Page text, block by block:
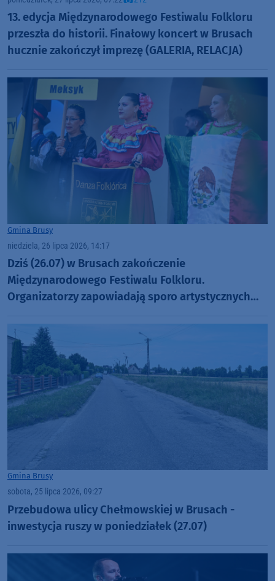
13. edycja Międzynarodowego Festiwalu Folkloru
przeszła do historii. Finałowy koncert w Brusach
hucznie zakończył imprezę (GALERIA, RELACJA)
Gmina Brusy
niedziela, 26 lipca 2026, 14:17
Dziś (26.07) w Brusach zakończenie
Międzynarodowego Festiwalu Folkloru.
Organizatorzy zapowiadają sporo artystycznych
Gmina Brusy
sobota, 25 lipca 2026, 09:27
Przebudowa ulicy Chełmowskiej w Brusach -
inwestycja ruszy w poniedziałek (27.07)